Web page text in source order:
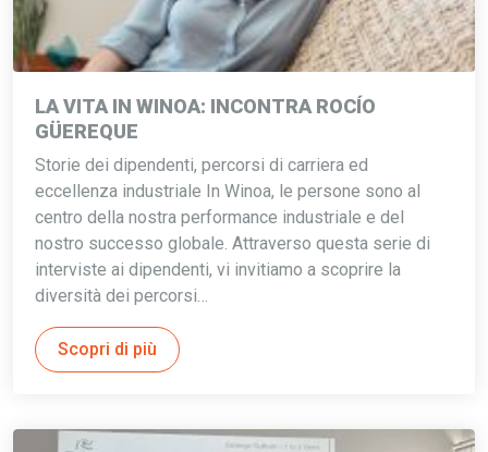
LA VITA IN WINOA: INCONTRA ROCÍO
GÜEREQUE
Storie dei dipendenti, percorsi di carriera ed
eccellenza industriale In Winoa, le persone sono al
centro della nostra performance industriale e del
nostro successo globale. Attraverso questa serie di
interviste ai dipendenti, vi invitiamo a scoprire la
diversità dei percorsi…
Scopri di più